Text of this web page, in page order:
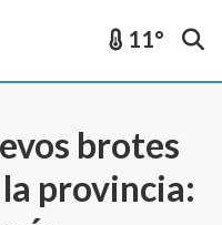
11°
brotes
provincia: